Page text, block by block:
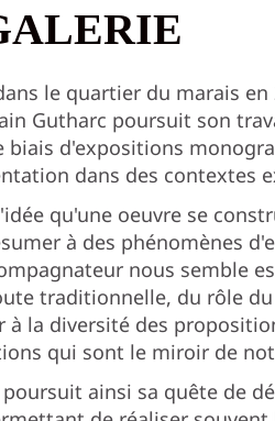
le quartier du marais en
Gutharc poursuit son
biais d'expositions
dans des contextes
qu'une oeuvre se
à des phénomènes
nous semble
traditionnelle, du rôle
à la diversité des
qui sont le miroir de
poursuit ainsi sa quête de